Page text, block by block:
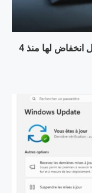
شركة BYD تحذر صناعة السيارات بعد أول انخفاض لها منذ 4